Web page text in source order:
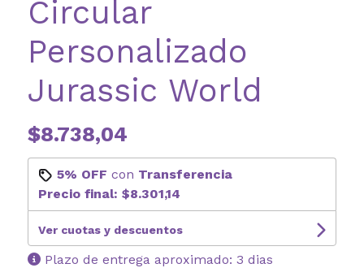
Circular
Personalizado
Jurassic World
$8.738,04
5% OFF con Transferencia
Precio final: $8.301,14
Ver cuotas y descuentos
Plazo de entrega aproximado: 3 dias